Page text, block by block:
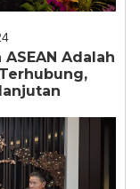
Adalah